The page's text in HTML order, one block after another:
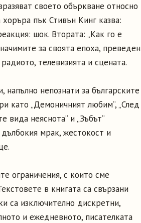
своето объркване относно
пък Стивън Кинг казва:
шок. Втората: „Как го е
за своята епоха, преведен
телевизията и сцената.
непознати за българските
като „Демоничният любим“, „След
вида неяснота“ и „Зъбът“
мрак, жестокост и
ограничения, с които сме
в книгата са свързани
са изключително дискретни,
и ежедневното, писателката